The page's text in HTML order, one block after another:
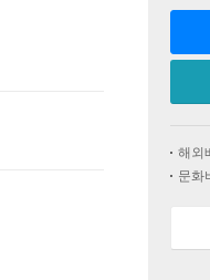
해외
문화